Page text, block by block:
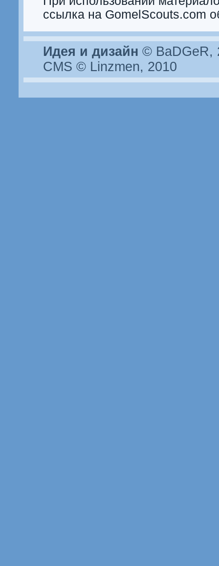
ссылка на GomelScouts.com
Идея и дизайн © BaDGeR,
CMS © Linzmen, 2010